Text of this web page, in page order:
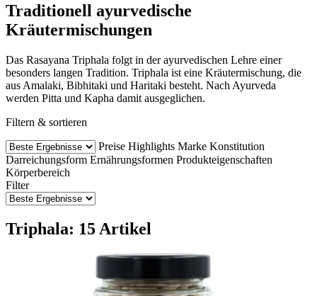
Traditionell ayurvedische
Kräutermischungen
Das Rasayana Triphala folgt in der ayurvedischen Lehre einer
besonders langen Tradition. Triphala ist eine Kräutermischung, die
aus Amalaki, Bibhitaki und Haritaki besteht. Nach Ayurveda
werden Pitta und Kapha damit ausgeglichen.
Filtern & sortieren
Preise Highlights Marke Konstitution
Darreichungsform Ernährungsformen Produkteigenschaften
Körperbereich
Filter
Triphala: 15 Artikel